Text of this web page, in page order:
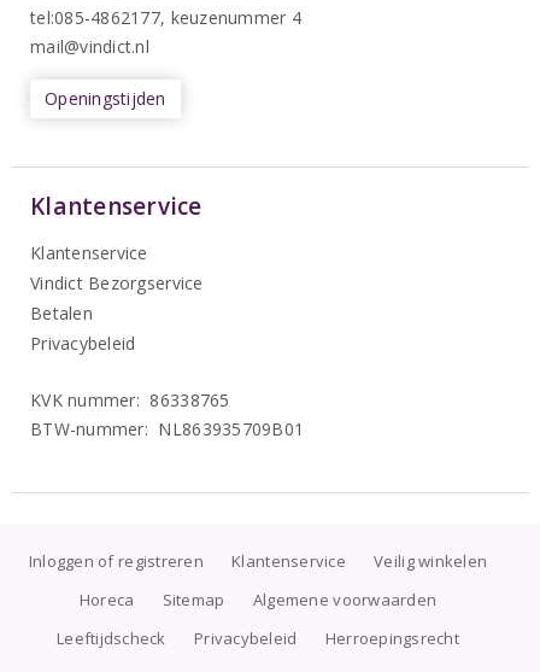
tel:085-4862177, keuzenummer 4
mail@vindict.nl
Openingstijden
Klantenservice
Klantenservice
Vindict Bezorgservice
Betalen
Privacybeleid
KVK nummer: 86338765
BTW-nummer: NL863935709B01
Inloggen of registreren Klantenservice
Veilig winkelen
Horeca
Sitemap
Algemene voorwaarden
Leeftijdscheck
Privacybeleid Herroepingsrecht